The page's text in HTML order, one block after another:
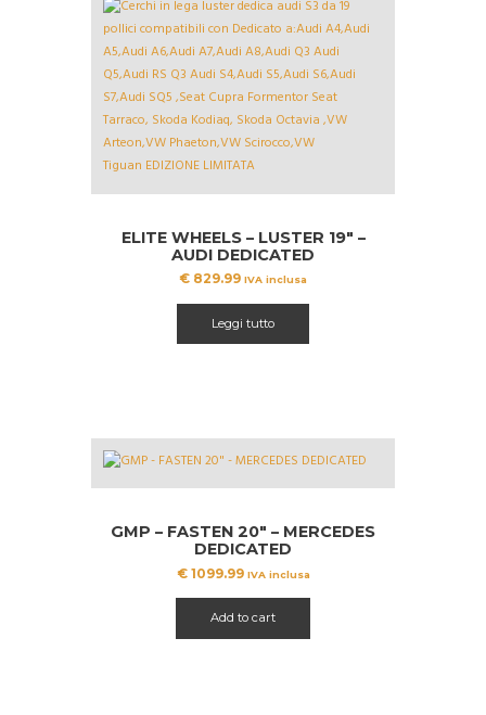
ELITE WHEELS – LUSTER 19″ –
AUDI DEDICATED
€ 829.99 IVA inclusa
Leggi tutto
GMP – FASTEN 20″ – MERCEDES
DEDICATED
€1099.99 IVA inclusa
Add to cart